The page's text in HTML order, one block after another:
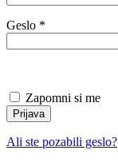
Geslo *
Zapomni si me
Prijava
Ali ste pozabili geslo?